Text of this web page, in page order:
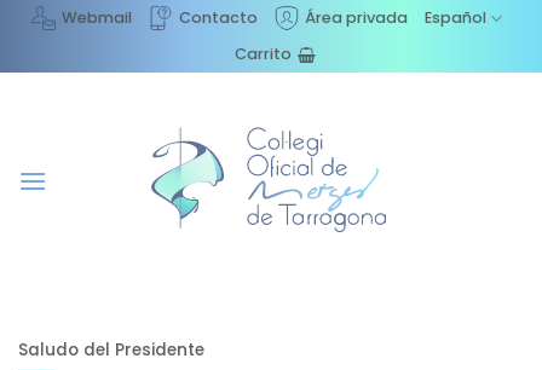
Saltar
contenido
Webmail Contacto Área privada
Español
Carrito
Saludo del Presidente